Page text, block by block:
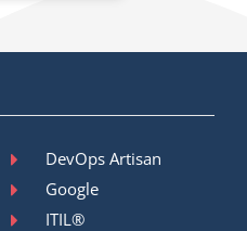
DevOps Artisan
Google
ITIL®